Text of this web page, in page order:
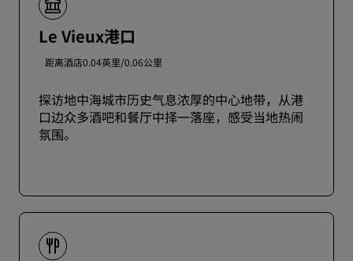
Le Vieux港口
距离酒店0.04英里/0.06公里
探访地中海城市历史气息浓厚的中心地带，从港
口边众多酒吧和餐厅中择一落座，感受当地热闹
氛围。